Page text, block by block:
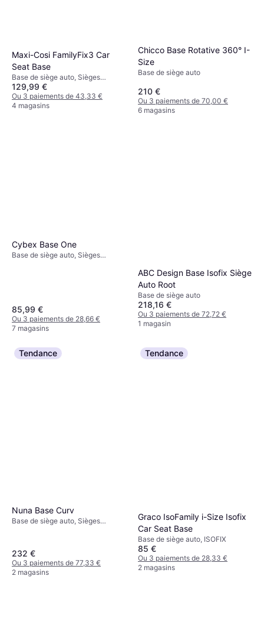
Maxi-Cosi FamilyFix3 Car
Seat Base
Base de siège auto, Sièges
orientés vers l'arrière, ISOFIX
129,99 €
Ou 3 paiements de 43,33 €
4 magasins
Chicco Base Rotative 360° I-
Size
Base de siège auto
210 €
Ou 3 paiements de 70,00 €
6 magasins
Cybex Base One
Base de siège auto, Sièges
85,99 €
Ou 3 paiements de 28,66 €
7 magasins
ABC Design Base Isofix Siège
Auto Root
Base de siège auto
218,16 €
Ou 3 paiements de 72,72 €
1 magasin
Tendance
Nuna Base Curv
Base de siège auto, Sièges
232 €
Ou 3 paiements de 77,33 €
2 magasins
Tendance
Graco IsoFamily i-Size Isofix
Car Seat Base
Base de siège auto, ISOFIX
85 €
Ou 3 paiements de 28,33 €
2 magasins